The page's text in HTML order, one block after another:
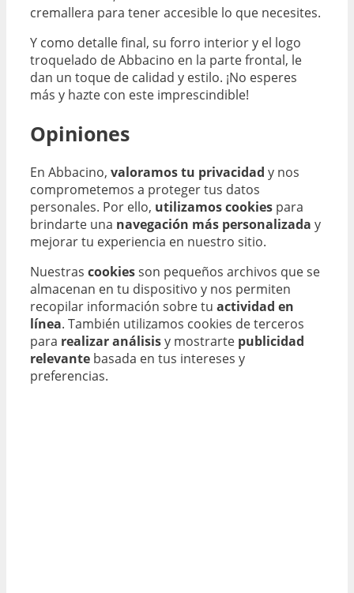
cremallera para tener accesible lo que necesites.
Y como detalle final, su forro interior y el logo
troquelado de Abbacino en la parte frontal, le
dan un toque de calidad y estilo. ¡No esperes
más y hazte con este imprescindible!
Opiniones
En Abbacino, valoramos tu privacidad y nos
comprometemos a proteger tus datos
personales. Por ello, utilizamos cookies para
brindarte una navegación más personalizada y
mejorar tu experiencia en nuestro sitio.
Nuestras cookiesson pequeños archivos que se
almacenan en tu dispositivo y nos permiten
recopilar información sobre tu actividad en
línea. También utilizamos cookies de terceros
para realizar análisisy mostrarte publicidad
relevante basada en tus intereses y
preferencias.